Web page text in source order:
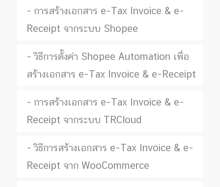
การสร้างเอกสาร e-Tax Invoice & e-
Receipt จากระบบ Shopee
วิธีการตั้งค่า Shopee Automation เพื่อ
สร้างเอกสาร e-Tax Invoice & e-Receipt
การสร้างเอกสาร e-Tax Invoice & e-
Receipt จากระบบ TRCloud
วิธีการสร้างเอกสาร e-Tax Invoice & e-
Receipt จาก WooCommerce